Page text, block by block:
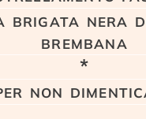
brigata nera
brembana
*
non